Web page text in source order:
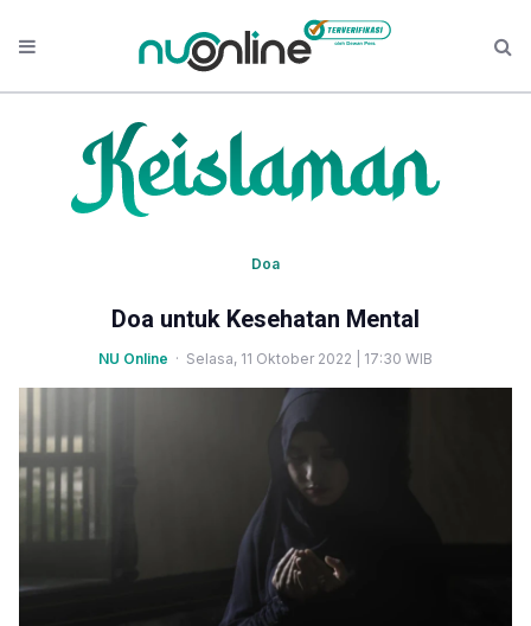
Doa
Doa untuk Kesehatan Mental
NU Online · Selasa, 11 Oktober 2022 | 17:30 WIB